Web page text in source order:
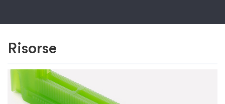
Risorse